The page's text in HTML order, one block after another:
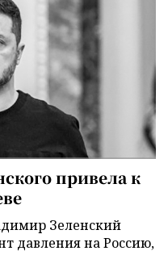
привела к
Зеленский
давления на Россию,